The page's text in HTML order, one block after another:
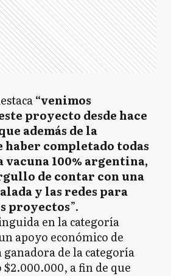
“venimos
proyecto desde hace
además de la
haber completado todas
vacuna 100% argentina,
de contar con una
y las redes para
proyectos”.
en la categoría
apoyo económico de
ganadora de la categoría
$2.000.000, a fin de que